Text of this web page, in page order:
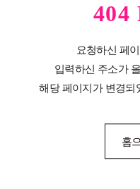
404
요청하신 페
입력하신 주소가
해당 페이지가 변경되
홈